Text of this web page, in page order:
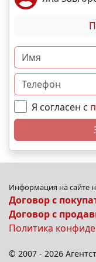
Я согласен с
Информация на сайте
Договор с
Договор с
Политика
© 2007 - 2026